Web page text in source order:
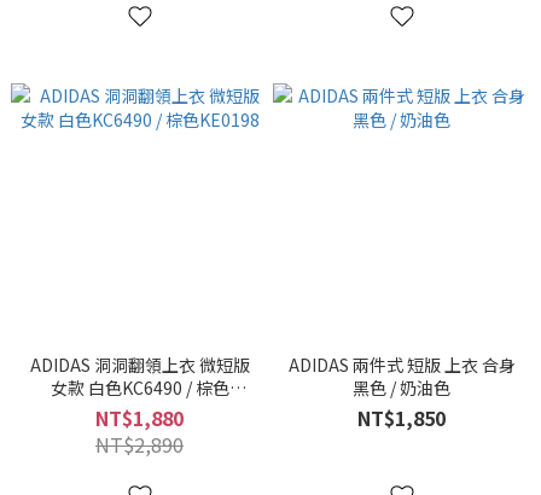
ADIDAS 洞洞翻領上衣 微短版
女款 白色KC6490 / 棕色
KE0198
NT$1,880
NT$2,890
ADIDAS 兩件式 短版 上衣 合身
黑色 / 奶油色
NT$1,850